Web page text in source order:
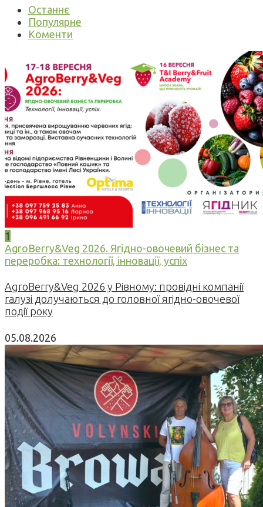
Останнє
Популярне
Коменти
1
AgroBerry&Veg 2026. Ягідно-овочевий бізнес та
переробка: технології, інновації, успіх
AgroBerry&Veg 2026 у Рівному: провідні компанії
галузі долучаються до головної ягідно-овочевої
події року
05.08.2026